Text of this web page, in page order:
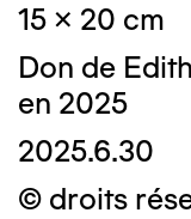
15 x 20 cm
Don de
en 2025
2025.6.30
© droits